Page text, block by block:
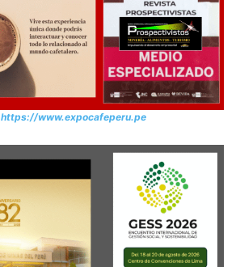
https://www.expocafeperu.pe